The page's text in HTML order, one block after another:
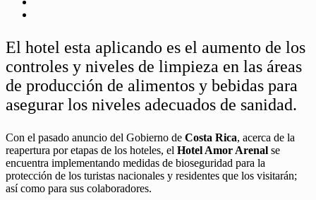
El hotel esta aplicando es el aumento de los
controles y niveles de limpieza en las áreas
de producción de alimentos y bebidas para
asegurar los niveles adecuados de sanidad.
Con el pasado anuncio del Gobierno de Costa Rica, acerca de la
reapertura por etapas de los hoteles, el Hotel Amor Arenal se
encuentra implementando medidas de bioseguridad para la
protección de los turistas nacionales y residentes que los visitarán;
así como para sus colaboradores.